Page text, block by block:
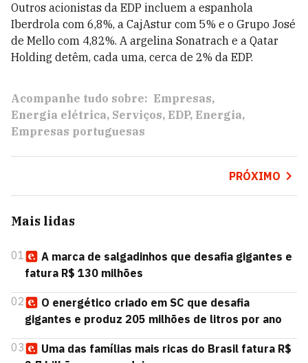
Outros acionistas da EDP incluem a espanhola
Iberdrola com 6,8%, a CajAstur com 5% e o Grupo José
de Mello com 4,82%. A argelina Sonatrach e a Qatar
Holding detêm, cada uma, cerca de 2% da EDP.
Acompanhe tudo sobre: Empresas
Energia elétrica Serviços EDP Energia
Empresas portuguesas
PRÓXIMO
Mais lidas
01
A marca de salgadinhos que desafia gigantes e
fatura R$ 130 milhões
02
O energético criado em SC que desafia
gigantes e produz 205 milhões de litros por ano
03
Uma das famílias mais ricas do Brasil fatura R$